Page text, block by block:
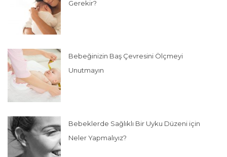
Gerekir?
Bebeğinizin Baş Çevresini Ölçmeyi
Unutmayın
Bebeklerde Sağlıklı Bir Uyku Düzeni için
Neler Yapmalıyız?